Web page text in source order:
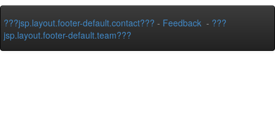
???jsp.layout.footer-default.contact??? - Feedback - ???
jsp.layout.footer-default.team???